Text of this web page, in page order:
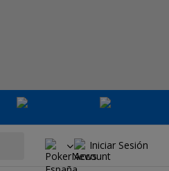
Iniciar Sesión